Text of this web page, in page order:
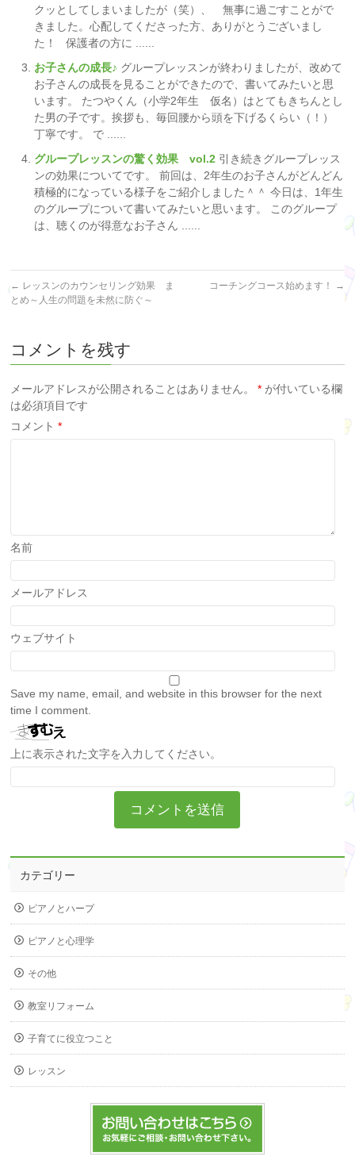
クッとしてしまいましたが（笑）、 無事に過ごすことがで
きました。心配してくださった方、ありがとうございまし
た！ 保護者の方に ......
お子さんの成長♪ グループレッスンが終わりましたが、改めて
お子さんの成長を見ることができたので、書いてみたいと思
います。 たつやくん（小学2年生 仮名）はとてもきちんとし
た男の子です。挨拶も、毎回腰から頭を下げるくらい（！）
丁寧です。 で ......
グループレッスンの驚く効果 vol.2 引き続きグループレッス
ンの効果についてです。 前回は、2年生のお子さんがどんどん
積極的になっている様子をご紹介しました＾＾ 今日は、1年生
のグループについて書いてみたいと思います。 このグループ
は、聴くのが得意なお子さん ......
← レッスンのカウンセリング効果 ま
とめ～人生の問題を未然に防ぐ～
コーチングコース始めます！ →
コメントを残す
メールアドレスが公開されることはありません。 * が付いている欄
は必須項目です
コメント*
名前
メールアドレス
ウェブサイト
Save my name, email, and website in this browser for the next
time I comment.
上に表示された文字を入力してください。
カテゴリー
ピアノとハープ
ピアノと心理学
その他
教室リフォーム
子育てに役立つこと
レッスン